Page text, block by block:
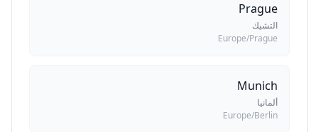
Prague
التشيك
Europe/Prague
Munich
ألمانيا
Europe/Berlin